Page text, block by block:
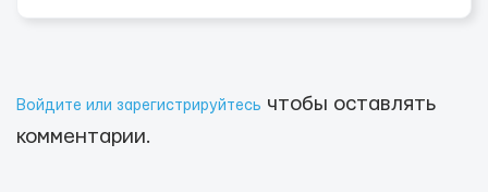
Войдите или зарегистрируйтесь чтобы оставлять
комментарии.